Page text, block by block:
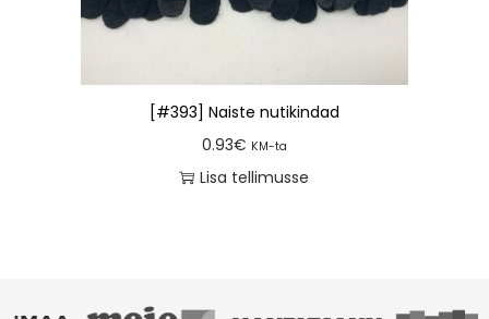
[#393] Naiste nutikindad
0.93€ KM-ta
Lisa tellimusse